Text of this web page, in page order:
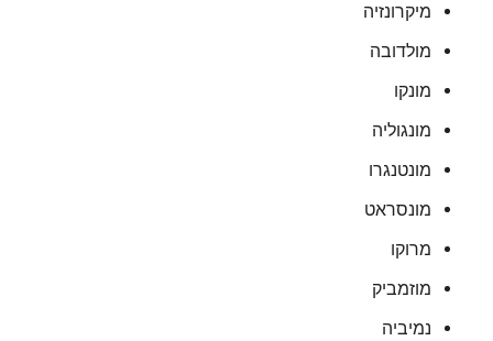
מיקרונזיה
מולדובה
מונקו
מונגוליה
מונטנגרו
מונסראט
מרוקו
מוזמביק
נמיביה